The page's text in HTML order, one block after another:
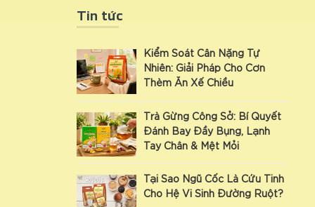
Tin tức
Kiểm Soát Cân Nặng Tự
Nhiên: Giải Pháp Cho Cơn
Thèm Ăn Xế Chiều
Trà Gừng Công Sở: Bí Quyết
Đánh Bay Đầy Bụng, Lạnh
Tay Chân & Mệt Mỏi
Tại Sao Ngũ Cốc Là Cứu Tinh
Cho Hệ Vi Sinh Đường Ruột?